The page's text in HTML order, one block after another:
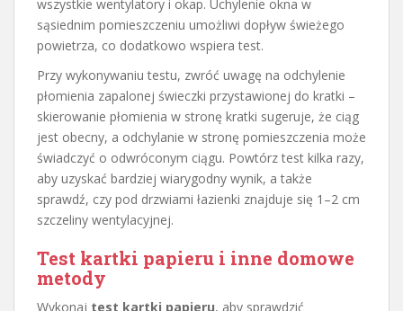
wszystkie wentylatory i okap. Uchylenie okna w
sąsiednim pomieszczeniu umożliwi dopływ świeżego
powietrza, co dodatkowo wspiera test.
Przy wykonywaniu testu, zwróć uwagę na odchylenie
płomienia zapalonej świeczki przystawionej do kratki –
skierowanie płomienia w stronę kratki sugeruje, że ciąg
jest obecny, a odchylanie w stronę pomieszczenia może
świadczyć o odwróconym ciągu. Powtórz test kilka razy,
aby uzyskać bardziej wiarygodny wynik, a także
sprawdź, czy pod drzwiami łazienki znajduje się 1–2 cm
szczeliny wentylacyjnej.
Test kartki papieru i inne domowe
metody
Wykonaj test kartki papieru, aby sprawdzić